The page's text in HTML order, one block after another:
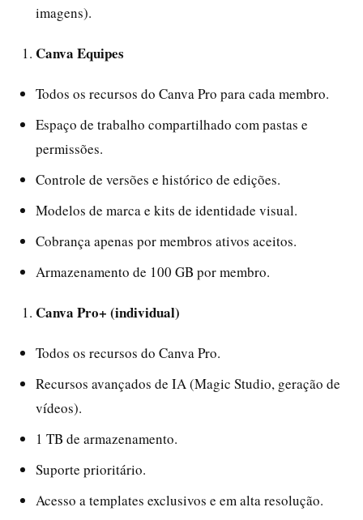
imagens).
Canva Equipes
Todos os recursos do Canva Pro para cada membro.
Espaço de trabalho compartilhado com pastas e
permissões.
Controle de versões e histórico de edições.
Modelos de marca e kits de identidade visual.
Cobrança apenas por membros ativos aceitos.
Armazenamento de 100 GB por membro.
Canva Pro+ (individual)
Todos os recursos do Canva Pro.
Recursos avançados de IA (Magic Studio, geração de
vídeos).
1 TB de armazenamento.
Suporte prioritário.
Acesso a templates exclusivos e em alta resolução.